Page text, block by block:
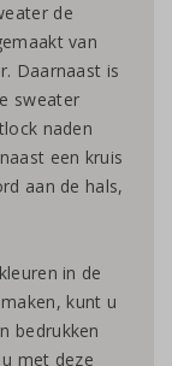
de
van
Daarnaast is
sweater
naden
een kruis
aan de hals,
in de
kunt u
bedrukken
met deze